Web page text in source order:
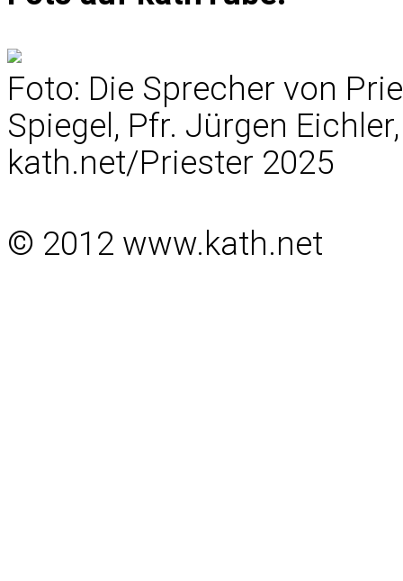
Foto: Die Sprecher von
Spiegel, Pfr. Jürgen
kath.net/Priester 2025
© 2012 www.kath.net